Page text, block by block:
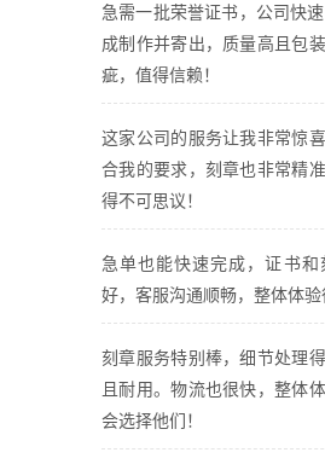
急需一批荣誉证书，公司快
成制作并寄出，质量高且包
疵，值得信赖！
这家公司的服务让我非常惊
合我的要求，刻章也非常精
得不可思议！
急单也能快速完成，证书和
好，客服沟通顺畅，整体体验
刻章服务特别棒，细节处理
且耐用。物流也很快，整体
会选择他们！